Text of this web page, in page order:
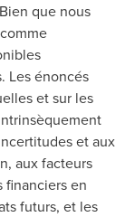
que nous
Les énoncés
et sur les
et aux
aux facteurs
financiers en
futurs, et les